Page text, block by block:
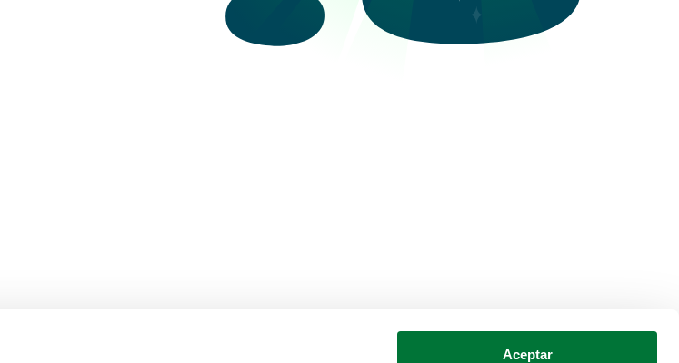
Aceptar